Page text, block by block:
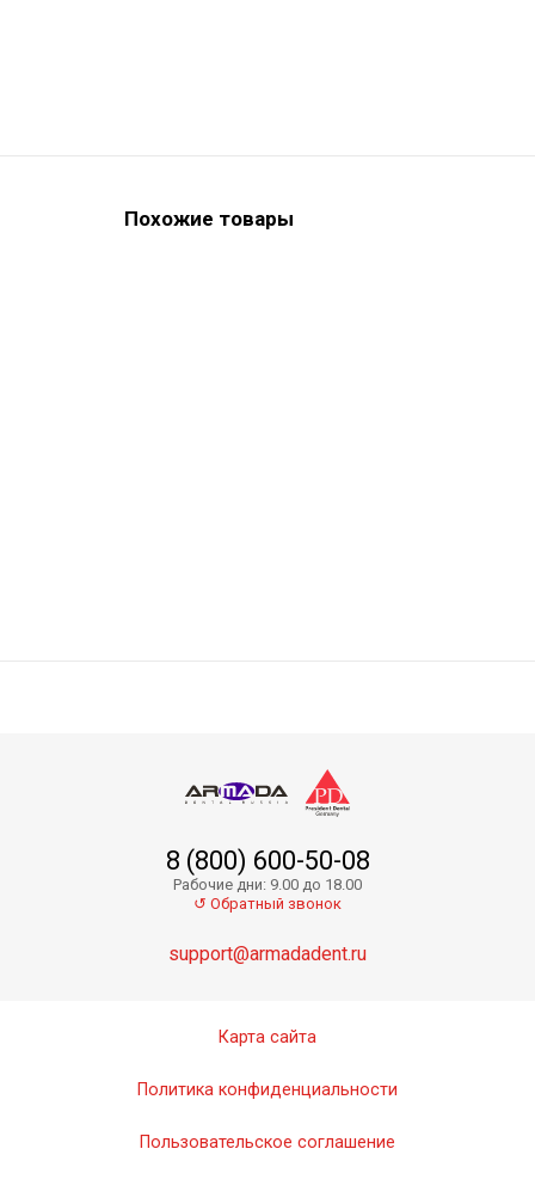
Похожие товары
Durosil Paste Hardener - паста-активатор
8 (800) 600-50-08
Рабочие дни: 9.00 до 18.00
↺ Обратный звонок
support@armadadent.ru
Карта сайта
Политика конфиденциальности
Пользовательское соглашение